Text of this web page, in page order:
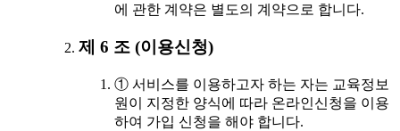
에 관한 계약은 별도의 계약으로 합니다.
제 6 조 (이용신청)
① 서비스를 이용하고자 하는 자는 교육정보
원이 지정한 양식에 따라 온라인신청을 이용
하여 가입 신청을 해야 합니다.